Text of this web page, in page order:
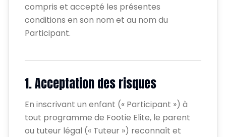
compris et accepté les présentes
conditions en son nom et au nom du
Participant.
1. Acceptation des risques
En inscrivant un enfant (« Participant ») à
tout programme de Footie Elite, le parent
ou tuteur légal (« Tuteur ») reconnaît et